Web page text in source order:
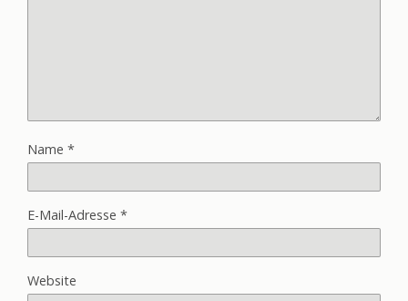
Name *
E-Mail-Adresse *
Website